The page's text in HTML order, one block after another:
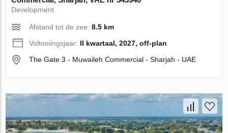
Development
Afstand tot de zee:8.5 km
Voltooiingsjaar: II kwartaal, 2027, off-plan
The Gate 3 - Muwaileh Commercial - Sharjah - UAE